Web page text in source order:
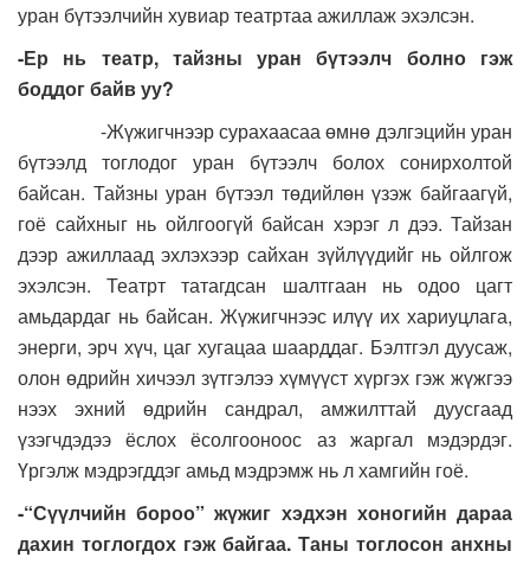
уран бүтээлчийн хувиар театртаа ажиллаж эхэлсэн.
-Ер нь театр, тайзны уран бүтээлч болно гэж
боддог байв уу?
-Жүжигчнээр сурахаасаа өмнө дэлгэцийн уран
бүтээлд тоглодог уран бүтээлч болох сонирхолтой
байсан. Тайзны уран бүтээл төдийлөн үзэж байгаагүй,
гоё сайхныг нь ойлгоогүй байсан хэрэг л дээ. Тайзан
дээр ажиллаад эхлэхээр сайхан зүйлүүдийг нь ойлгож
эхэлсэн. Театрт татагдсан шалтгаан нь одоо цагт
амьдардаг нь байсан. Жүжигчнээс илүү их хариуцлага,
энерги, эрч хүч, цаг хугацаа шаарддаг. Бэлтгэл дуусаж,
олон өдрийн хичээл зүтгэлээ хүмүүст хүргэх гэж жүжгээ
нээх эхний өдрийн сандрал, амжилттай дуусгаад
үзэгчдэдээ ёслох ёсолгооноос аз жаргал мэдэрдэг.
Үргэлж мэдрэгддэг амьд мэдрэмж нь л хамгийн гоё.
-“Сүүлчийн бороо” жүжиг хэдхэн хоногийн дараа
дахин тоглогдох гэж байгаа. Таны тоглосон анхны